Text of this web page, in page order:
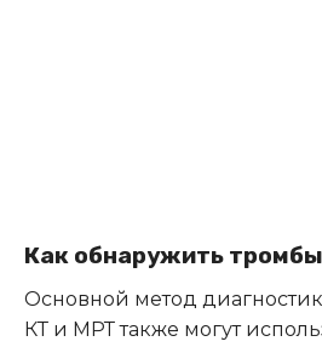
Как обнаружить
Основной метод
КТ и МРТ также могут